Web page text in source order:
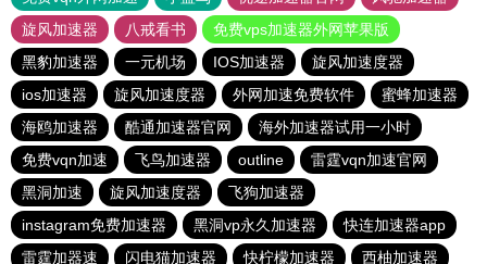
旋风加速器
八戒看书
免费vps加速器外网苹果版
黑豹加速器
一元机场 IOS加速器
旋风加速度器
ios加速器
旋风加速度器 外网加速免费软件
蜜蜂加速器
海鸥加速器
酷通加速器官网
海外加速器试用一小时
免费vqn加速
飞鸟加速器 outline
雷霆vqn加速官网
黑洞加速
旋风加速度器
飞狗加速器
instagram免费加速器
黑洞vp永久加速器
快连加速器app
雷霆加器速
闪电猫加速器 快柠檬加速器 西柚加速器